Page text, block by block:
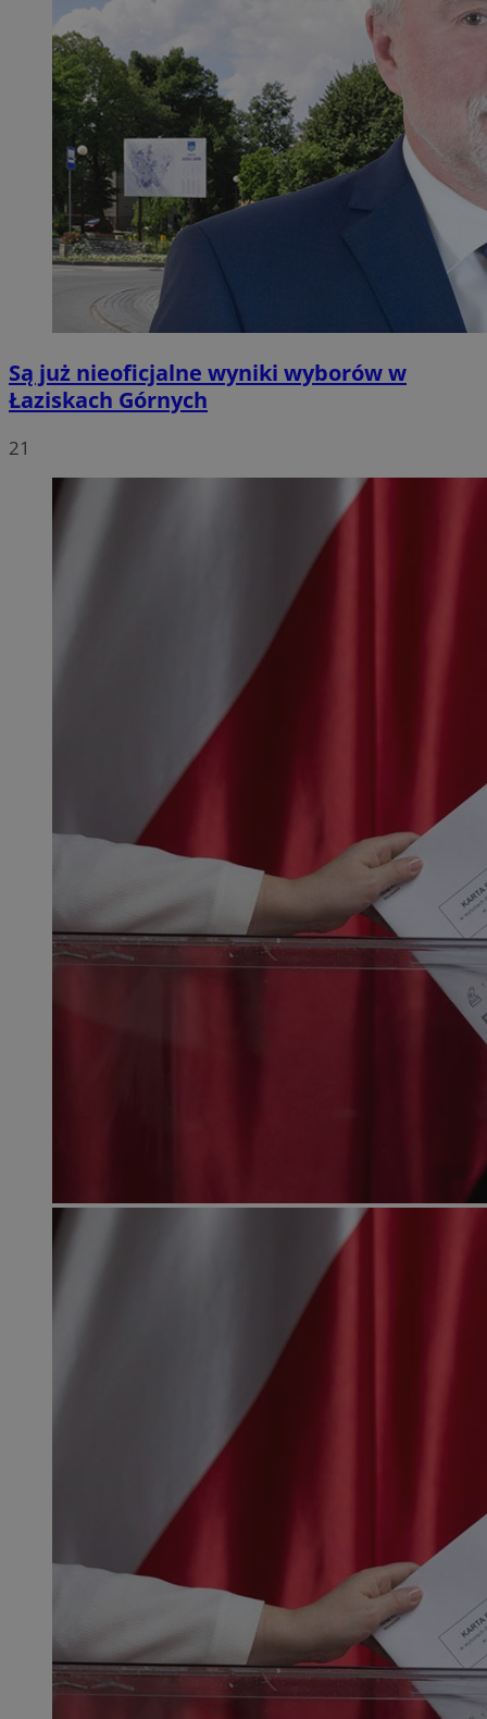
Są już nieoficjalne wyniki wyborów w
Łaziskach Górnych
21